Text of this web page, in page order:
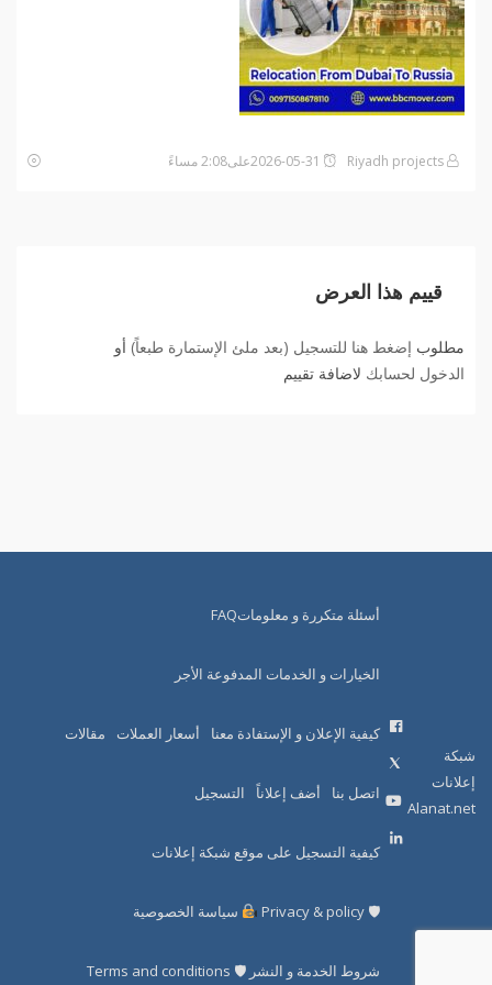
قييم هذا العرض
مطلوب إضغط هنا للتسجيل (بعد ملئ الإستمارة طبعاً) أو
الدخول لحسابك لاضافة تقييم
شبكة
إعلانات
Alanat.net
أسئلة متكررة و معلوماتFAQ
الخيارات و الخدمات المدفوعة الأجر
كيفية الإعلان و الإستفادة معنا أسعار العملات مقالات
اتصل بنا أضف إعلاناً التسجيل
كيفية التسجيل على موقع شبكة إعلانات
🛡 Privacy & policy سياسة الخصوصية
شروط الخدمة و النشر 🛡 Terms and conditions